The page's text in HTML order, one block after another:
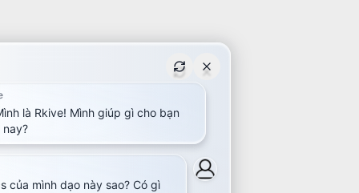
là Rkive! Mình giúp gì cho bạn
nay?
của mình dạo này sao? Có gì